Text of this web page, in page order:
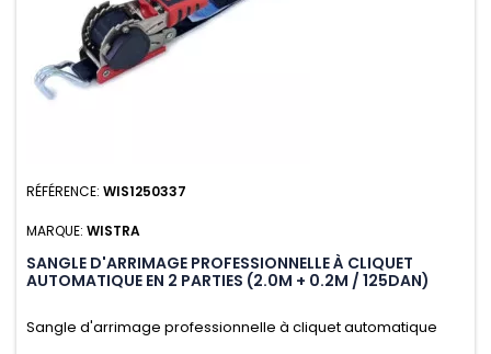
RÉFÉRENCE: WIS1250337
MARQUE: WISTRA
SANGLE D'ARRIMAGE PROFESSIONNELLE À CLIQUET
AUTOMATIQUE EN 2 PARTIES (2.0M + 0.2M / 125DAN)
Sangle d'arrimage professionnelle à cliquet automatique